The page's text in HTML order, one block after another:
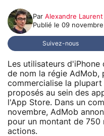
Par Alexandre Laurent
Publié le 09
Suivez-nous
Les utilisateurs
de nom la régie AdMob,
commercialise la
proposés au sein des
l'App Store. Dans un
novembre, AdMob
pour un montant de 750
actions.